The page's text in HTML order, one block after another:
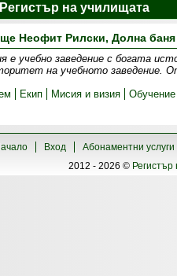
на училищата
Неофит Рилски, Долна баня
учебно заведение с богата
на учебното заведение.
Екип Мисия и визия Обучение
Вход Абонаментни услуги
2012 - 2026 ©